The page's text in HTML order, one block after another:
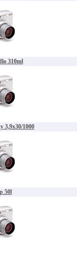
310ml
3,9x30/1000
50l